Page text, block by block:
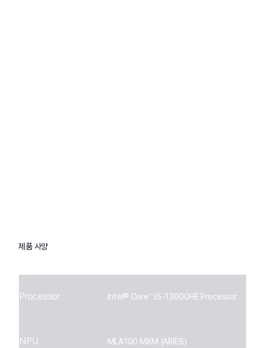
제품 사양
Processor Intel® Core™ i5-13600HE Processor
NPU MLA100 MXM (ARIES)